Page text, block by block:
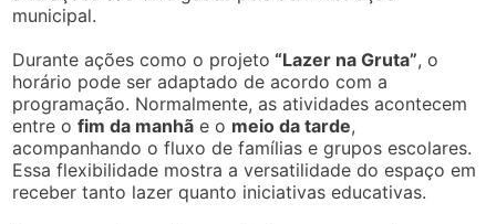
municipal.
Durante ações como o projeto “Lazer na Gruta”, o
horário pode ser adaptado de acordo com a
programação. Normalmente, as atividades acontecem
entre ofim da manhã e o meio da tarde,
acompanhando o fluxo de famílias e grupos escolares.
Essa flexibilidade mostra a versatilidade do espaço em
receber tanto lazer quanto iniciativas educativas.